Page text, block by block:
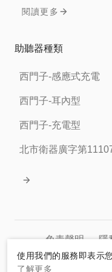
閱讀更多
助聽器種類
西門子-感應式充電
西門子-耳內型
西門子-充電型
北市衛器廣字第
免責聲明 隱
使用我們的服務即表示
了解更多